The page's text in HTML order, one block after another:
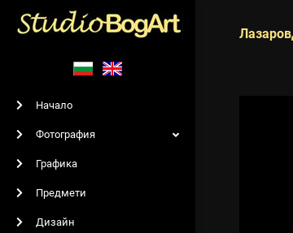
Начало
Фотография
Графика
Предмети
Дизайн